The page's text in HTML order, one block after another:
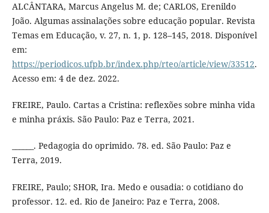
ALCÂNTARA, Marcus Angelus M. de; CARLOS, Erenildo
João. Algumas assinalações sobre educação popular. Revista
Temas em Educação, v. 27, n. 1, p. 128–145, 2018. Disponível
em:
https://periodicos.ufpb.br/index.php/rteo/article/view/33512.
Acesso em: 4 de dez. 2022.
FREIRE, Paulo. Cartas a Cristina: reflexões sobre minha vida
e minha práxis. São Paulo: Paz e Terra, 2021.
______. Pedagogia do oprimido. 78. ed. São Paulo: Paz e
Terra, 2019.
FREIRE, Paulo; SHOR, Ira. Medo e ousadia: o cotidiano do
professor. 12. ed. Rio de Janeiro: Paz e Terra, 2008.